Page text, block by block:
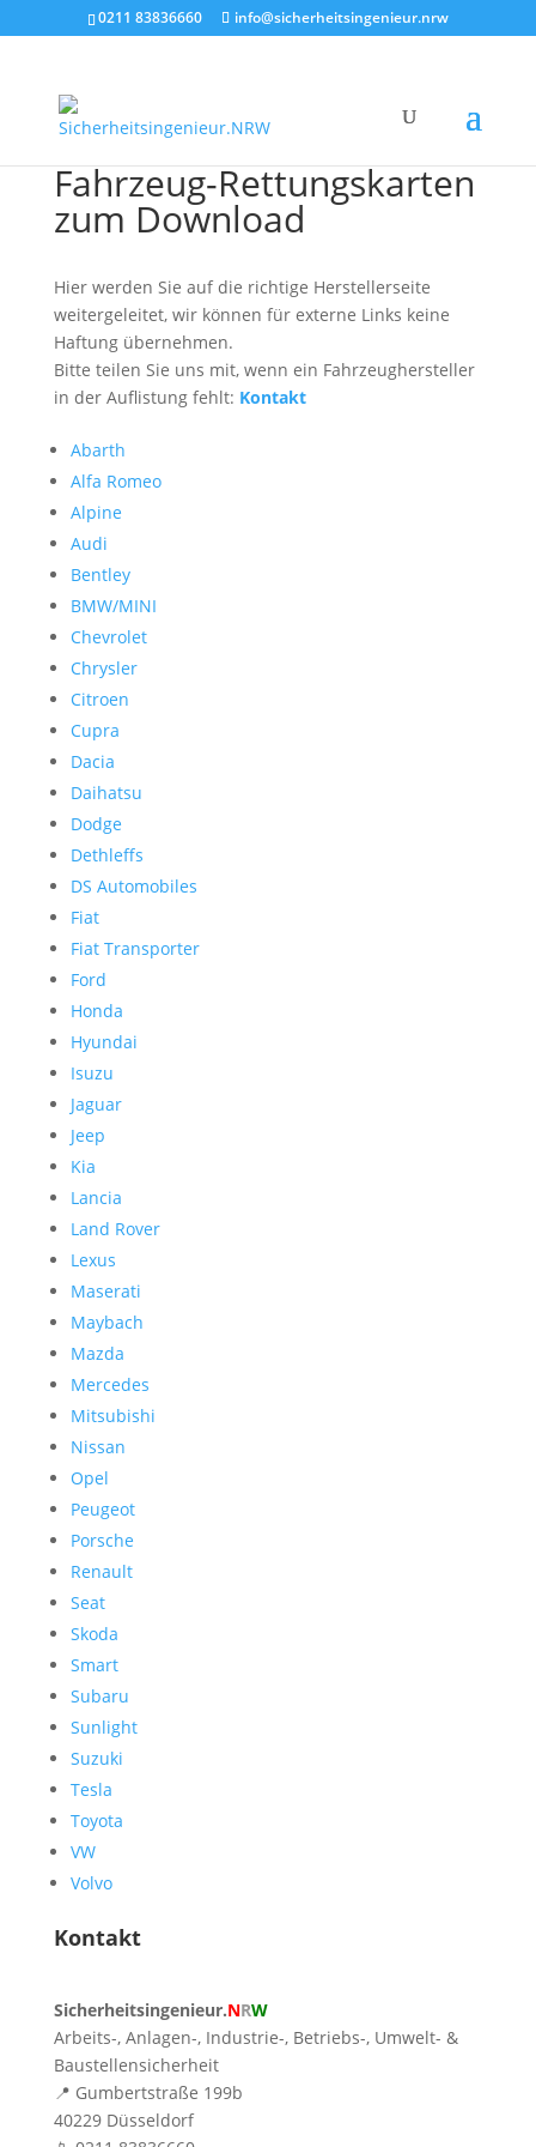
0211 83836660 info@sicherheitsingenieur.nrw
Fahrzeug-Rettungskarten
zum Download
Hier werden Sie auf die richtige Herstellerseite
weitergeleitet, wir können für externe Links keine
Haftung übernehmen.
Bitte teilen Sie uns mit, wenn ein Fahrzeughersteller
in der Auflistung fehlt: Kontakt
Abarth
Alfa Romeo
Alpine
Audi
Bentley
BMW/MINI
Chevrolet
Chrysler
Citroen
Cupra
Dacia
Daihatsu
Dodge
Dethleffs
DS Automobiles
Fiat
Fiat Transporter
Ford
Honda
Hyundai
Isuzu
Jaguar
Jeep
Kia
Lancia
Land Rover
Lexus
Maserati
Maybach
Mazda
Mercedes
Mitsubishi
Nissan
Opel
Peugeot
Porsche
Renault
Seat
Skoda
Smart
Subaru
Sunlight
Suzuki
Tesla
Toyota
VW
Volvo
Kontakt
Sicherheitsingenieur.NRW
Arbeits-, Anlagen-, Industrie-, Betriebs-, Umwelt- &
Baustellensicherheit
📍 Gumbertstraße 199b
40229 Düsseldorf